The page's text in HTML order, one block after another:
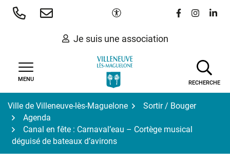
Aller
Paramètres d'accessibilité
Lien vers le
Lien vers
Lien
Je suis une association
MENU
RECHERCHE
Ville de Villeneuve-lès-Maguelone
Sortir / Bouger
Agenda
Canal en fête : Carnaval’eau – Cortège musical
déguisé de bateaux d’avirons